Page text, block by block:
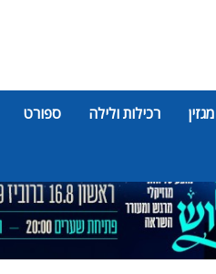
מגזין רכילות ולילה ספורט